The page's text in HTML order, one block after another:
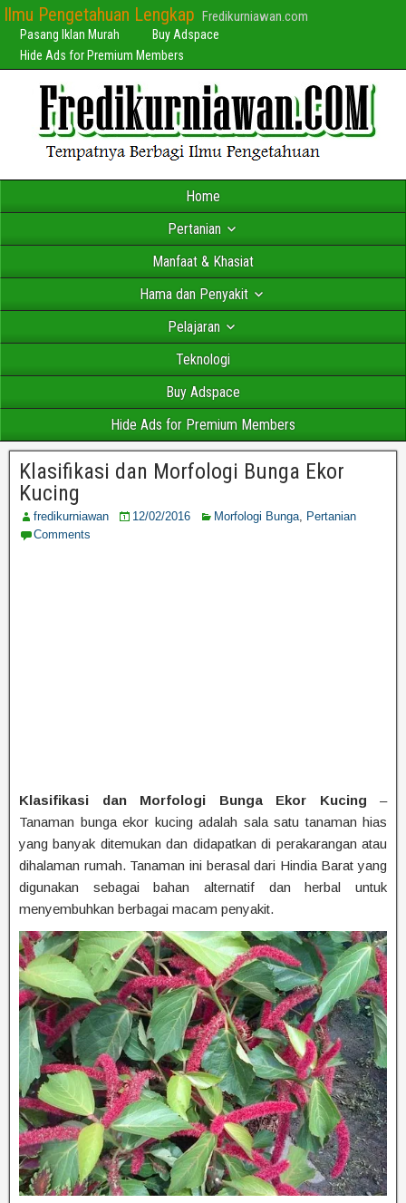
Ilmu Pengetahuan Lengkap Fredikurniawan.com
Pasang Iklan Murah
Buy Adspace
Hide Ads for Premium Members
Home
Pertanian
Manfaat & Khasiat
Hama dan Penyakit
Pelajaran
Teknologi
Buy Adspace
Hide Ads for Premium Members
Klasifikasi dan Morfologi Bunga Ekor
Kucing
fredikurniawan 12/02/2016 Morfologi Bunga, Pertanian
Comments
Klasifikasi dan Morfologi Bunga Ekor Kucing –
Tanaman bunga ekor kucing adalah sala satu tanaman hias
yang banyak ditemukan dan didapatkan di perakarangan atau
dihalaman rumah. Tanaman ini berasal dari Hindia Barat yang
digunakan sebagai bahan alternatif dan herbal untuk
menyembuhkan berbagai macam penyakit.